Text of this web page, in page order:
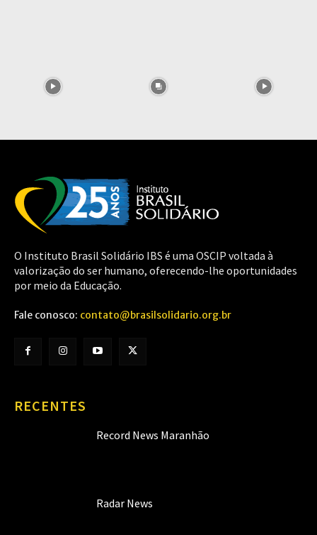
O Instituto Brasil Solidário IBS é uma OSCIP voltada à
valorização do ser humano, oferecendo-lhe oportunidades
por meio da Educação.
Fale conosco: contato@brasilsolidario.org.br
RECENTES
Record News Maranhão
Radar News